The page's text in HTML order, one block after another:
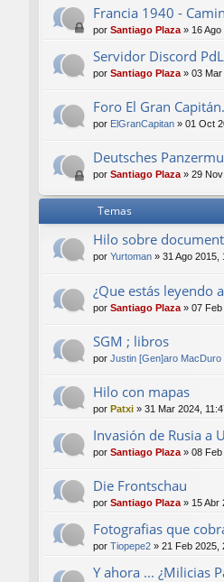
Francia 1940 -
por Santiago Plaza » 16
Servidor Discord
por Santiago Plaza » 03 Mar
Foro El Gran Capitán.
por ElGranCapitan » 01 Oct
Deutsches
por Santiago Plaza » 29
Temas
Hilo sobre
por Yurtoman » 31 Ago 2015,
¿Que estás leyendo
por Santiago Plaza » 07 Feb
SGM ; libros
por Justin [Gen]aro MacDuro
Hilo con mapas
por Patxi » 31 Mar 2024,
Invasión de Rusia a
por Santiago Plaza » 08 Feb
Die Frontschau
por Santiago Plaza » 15 Abr
Fotografias que
por Tiopepe2 » 21 Feb 2025,
Y ahora ... ¿Milicias